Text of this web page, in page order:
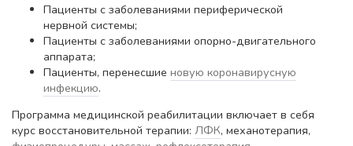
Пациенты с заболеваниями периферической
нервной системы;
Пациенты с заболеваниями опорно-двигательного
аппарата;
Пациенты, перенесшие новую коронавирусную
инфекцию.
Программа медицинской реабилитации включает в себя
курс восстановительной терапии: ЛФК, механотерапия,